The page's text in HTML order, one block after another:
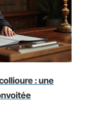
: une